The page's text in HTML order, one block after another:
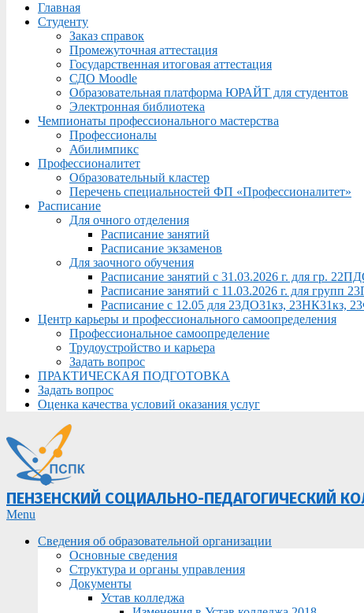
Menu
Главная
Студенту
Заказ справок
Промежуточная аттестация
Государственная итоговая аттестация
СДО Moodle
Образовательная платформа ЮРАЙТ для студентов
Электронная библиотека
Чемпионаты профессионального мастерства
Профессионалы
Абилимпикс
Профессионалитет
Образовательный кластер
Перечень специальностей ФП «Профессионалитет»
Расписание
Для очного отделения
Расписание занятий
Расписание экзаменов
Для заочного обучения
Расписание занятий с 31.03.2026 г. для гр.
Расписание занятий с 11.03.2026 г. для групп
Расписание с 12.05 для 23ДО31кз, 23НК31кз,
Центр карьеры и профессионального самоопределения
Профессиональное самоопределение
Трудоустройство и карьера
Задать вопрос
ПРАКТИЧЕСКАЯ ПОДГОТОВКА
Задать вопрос
Оценка качества условий оказания услуг
ПЕНЗЕНСКИЙ СОЦИАЛЬНО-ПЕДАГОГИЧЕСКИЙ
Primary
Menu
Menu
Сведения об образовательной организации
Основные сведения
Структура и органы управления
Документы
Устав колледжа